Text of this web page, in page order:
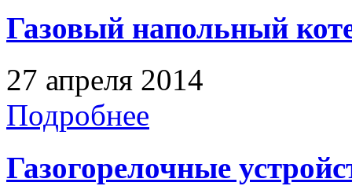
Газовый напольный
27 апреля 2014
Подробнее
Газогорелочные